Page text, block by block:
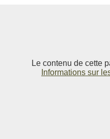
Le contenu de cette
Informations sur